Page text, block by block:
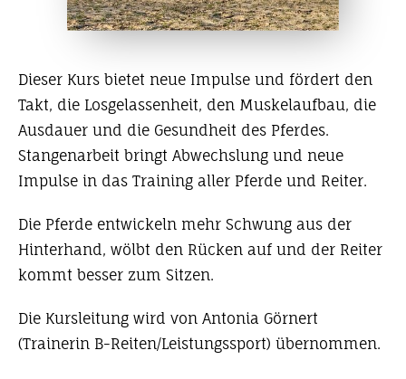
Dieser Kurs bietet neue Impulse und fördert den
Takt, die Losgelassenheit, den Muskelaufbau, die
Ausdauer und die Gesundheit des Pferdes.
Stangenarbeit bringt Abwechslung und neue
Impulse in das Training aller Pferde und Reiter.
Die Pferde entwickeln mehr Schwung aus der
Hinterhand, wölbt den Rücken auf und der Reiter
kommt besser zum Sitzen.
Die Kursleitung wird von Antonia Görnert
(Trainerin B-Reiten/Leistungssport) übernommen.